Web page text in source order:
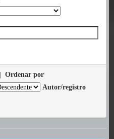
Ordenar por
Autor/registro